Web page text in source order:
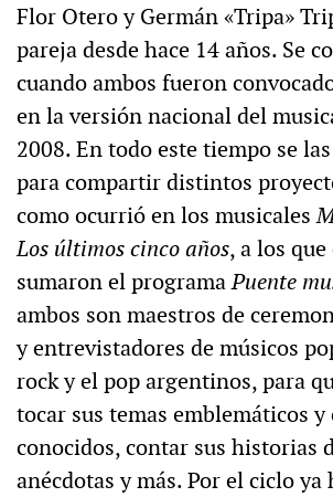
Flor Otero y Germán «Tripa»
pareja desde hace 14 años. Se
cuando ambos fueron
en la versión nacional del
2008. En todo este tiempo se
para compartir distintos
como ocurrió en los musicales
Los últimos cinco años, a los
sumaron el programaPuente
ambos son maestros de
y entrevistadores de músicos
rock y el pop argentinos, para
tocar sus temas emblemáticos
conocidos, contar sus historias
anécdotas y más. Por el ciclo ya